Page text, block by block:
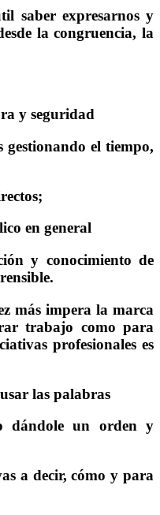
saber expresarnos y
la congruencia, la
y seguridad
gestionando el tiempo,
en general
y conocimiento de
más impera la marca
trabajo como para
profesionales es
las palabras
dándole un orden y
a decir, cómo y para